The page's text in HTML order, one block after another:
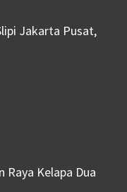
Jakarta Pusat,
Raya Kelapa Dua